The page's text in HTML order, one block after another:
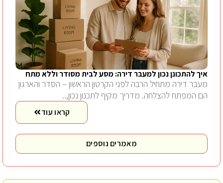
איך להתכונן נכון למעבר דירה: מסע לבית מסודר וללא מתח
מעבר דירה מתחיל הרבה לפני הקרטון הראשון – הסדר והארגון
הם המפתח להצלחה. מדריך מקיף לתכנון נכון,..
קראו עוד
מאמרים נוספים